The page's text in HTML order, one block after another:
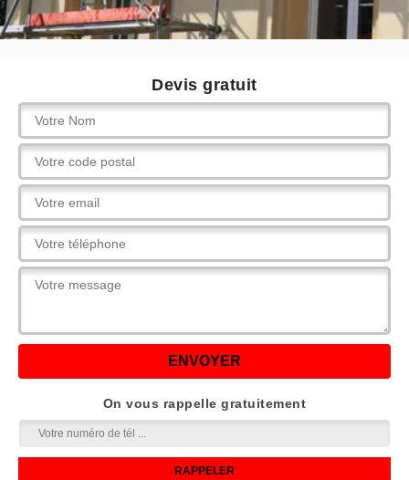
Devis gratuit
On vous rappelle gratuitement